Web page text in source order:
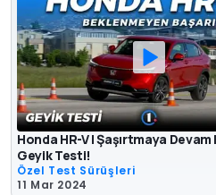
Honda HR-V | Şaşırtmaya
Geyik Testi!
Özel Test Sürüşleri
11 Mar 2024